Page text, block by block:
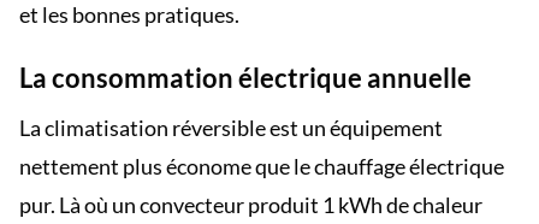
et les bonnes pratiques.
La consommation électrique annuelle
La climatisation réversible est un équipement
nettement plus économe que le chauffage électrique
pur. Là où un convecteur produit 1 kWh de chaleur